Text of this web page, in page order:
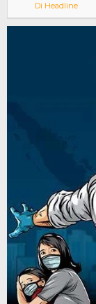
Di Headline